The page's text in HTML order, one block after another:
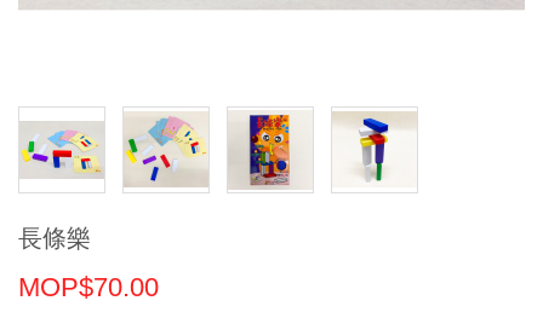
長條樂
MOP$70.00